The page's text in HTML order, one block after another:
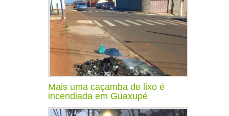
Mais uma caçamba de lixo é
incendiada em Guaxupé